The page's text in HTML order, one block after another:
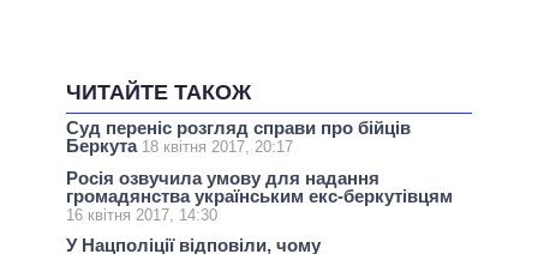
ЧИТАЙТЕ ТАКОЖ
Суд переніс розгляд справи про бійців
Беркута 18 квітня 2017, 20:17
Росія озвучила умову для надання
громадянства українським екс-беркутівцям
16 квітня 2017, 14:30
У Нацполіції відповіли, чому